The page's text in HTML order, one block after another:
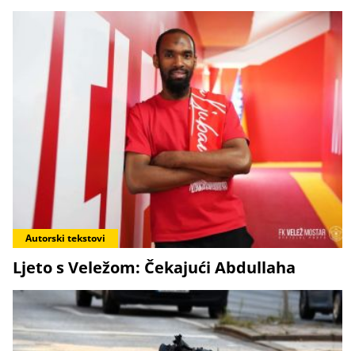
Autorski tekstovi
Ljeto s Veležom: Čekajući Abdullaha